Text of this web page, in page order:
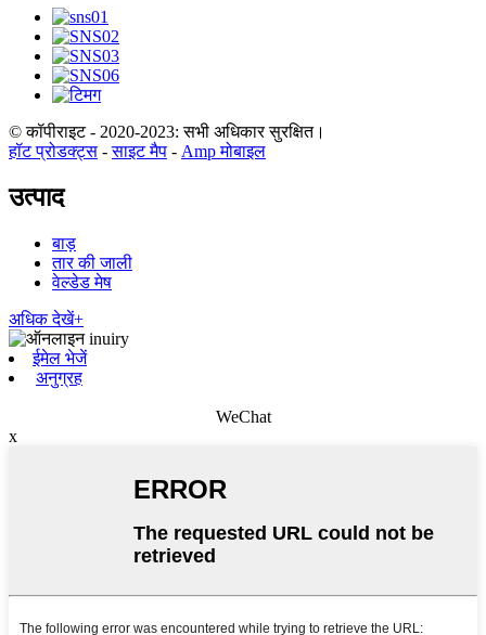
© कॉपीराइट - 2020-2023: सभी अधिकार सुरक्षित।
हॉट प्रोडक्ट्स -साइट मैप - Amp मोबाइल
उत्पाद
बाड़
तार की जाली
वेल्डेड मेष
अधिक देखें+
ईमेल भेजें
अनुग्रह
WeChat
x